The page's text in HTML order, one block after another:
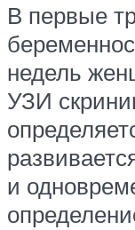
В первые
недель
УЗИ
и